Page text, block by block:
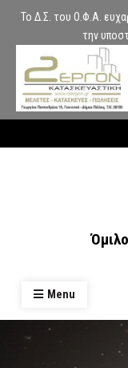
Το Δ.Σ. του Ο.Φ.Α.
την
to
Menu